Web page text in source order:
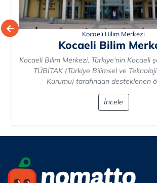
Kocaeli Bilim Merkezi
Kocaeli Bilim
Kocaeli Bilim Merkezi, Türkiye'nin Kocaeli
TÜBİTAK (Türkiye Bilimsel ve
Kurumu) tarafından desteklenen
İncele